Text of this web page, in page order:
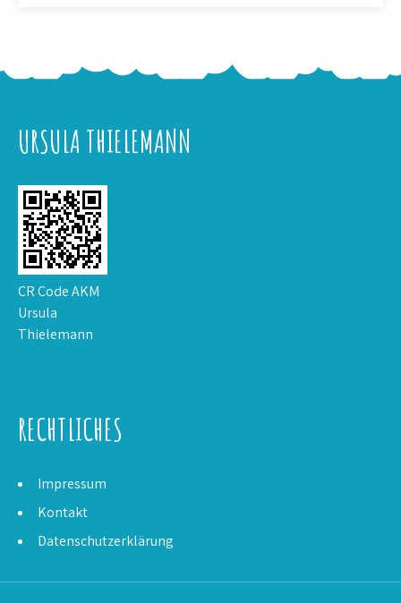
URSULA THIELEMANN
CR Code AKM
Ursula
Thielemann
RECHTLICHES
Impressum
Kontakt
Datenschutzerklärung